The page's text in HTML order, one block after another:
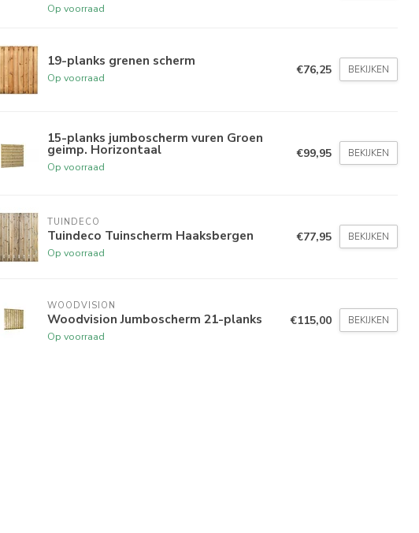
Op voorraad
19-planks grenen scherm
Op voorraad
€76,25 BEKIJKEN
15-planks jumboscherm vuren Groen
geimp. Horizontaal
Op voorraad
€99,95 BEKIJKEN
TUINDECO
Tuindeco Tuinscherm Haaksbergen
Op voorraad
€77,95 BEKIJKEN
WOODVISION
Woodvision Jumboscherm 21-planks
Op voorraad
€115,00 BEKIJKEN